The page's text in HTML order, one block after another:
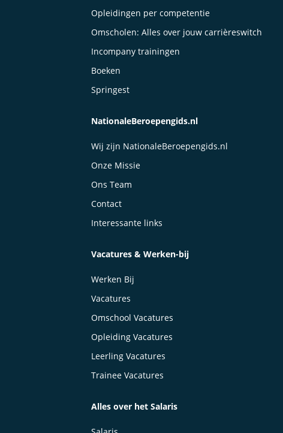
Opleidingen per competentie
Omscholen: Alles over jouw carrièreswitch
Incompany trainingen
Boeken
Springest
NationaleBeroepengids.nl
Wij zijn NationaleBeroepengids.nl
Onze Missie
Ons Team
Contact
Interessante links
Vacatures & Werken-bij
Werken Bij
Vacatures
Omschool Vacatures
Opleiding Vacatures
Leerling Vacatures
Trainee Vacatures
Alles over het Salaris